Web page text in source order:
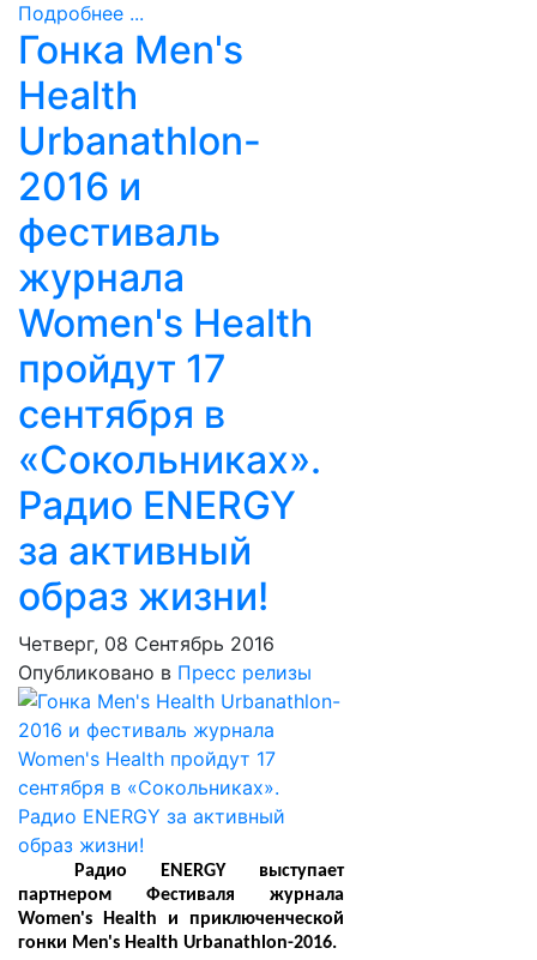
Подробнее ...
Гонка Men's
Health
Urbanathlon-
2016 и
фестиваль
журнала
Women's Health
пройдут 17
сентября в
«Сокольниках».
Радио ENERGY
за активный
образ жизни!
Четверг, 08 Сентябрь 2016
Опубликовано в Пресс релизы
Радио ENERGY выступает
партнером Фестиваля журнала
Women's Health и приключенческой
гонки Men's Health Urbanathlon-2016.